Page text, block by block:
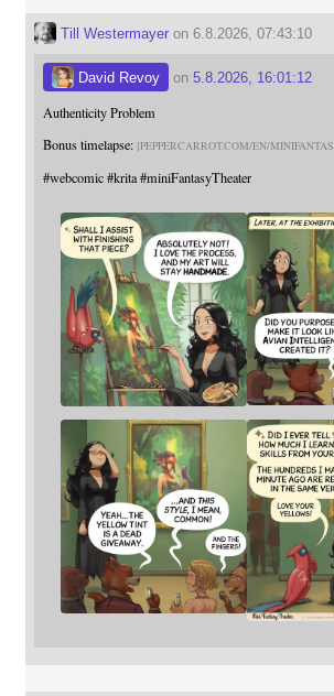
Till Westermayeron 6.8.2026, 07:43:10
David Revoy on 5.8.2026, 16:01:12
Authenticity Problem
Bonus timelapse: PEPPERCARROT.COM/EN/MINIFANTAS
#webcomic #krita #miniFantasyTheater